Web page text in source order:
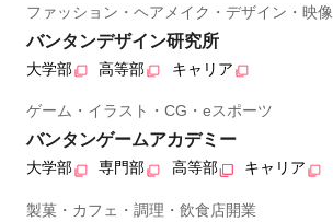
ファッション・ヘアメイク・デザイン・映像
バンタンデザイン研究所
大学部 高等部 キャリア
ゲーム・イラスト・CG・eスポーツ
バンタンゲームアカデミー
大学部 専門部 高等部 キャリア
製菓・カフェ・調理・飲食店開業